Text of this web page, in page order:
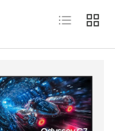
มุมมองราย
ตาราง